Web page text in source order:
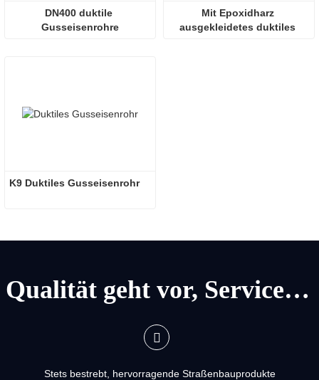
DN400 duktile
Gusseisenrohre
Mit Epoxidharz
ausgekleidetes duktiles
K9 Duktiles Gusseisenrohr
Qualität geht vor, Service geht vor
Stets bestrebt, hervorragende Straßenbauprodukte